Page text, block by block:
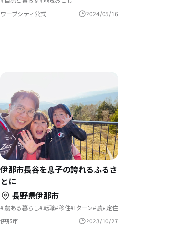
生産者として生きる 農業の仕事
後継者の仕事 地域おこし協力隊
歴史をつむぐ アートな暮らし
ワープシティ公式 2024/05/16
伊那市長谷を息子の誇れるふるさ
とに
長野県伊那市
農ある暮らし 転職 移住 Iターン 農 定住
仕事 千葉 田舎暮らし 有機 長谷
長野
伊那市 2023/10/27